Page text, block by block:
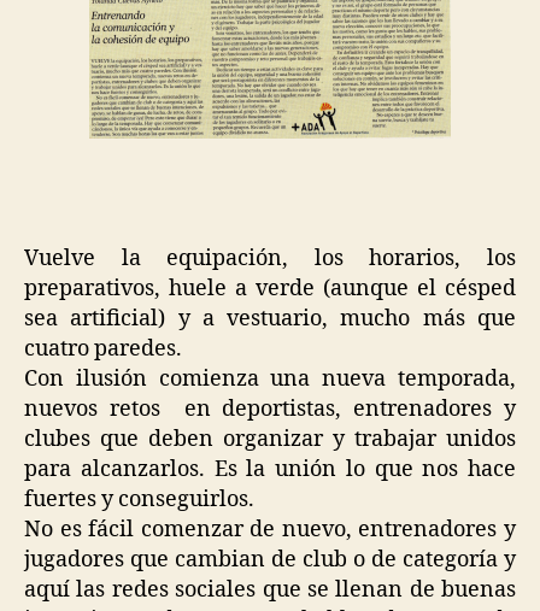
Vuelve la equipación, los horarios, los
preparativos, huele a verde (aunque el césped
sea artificial) y a vestuario, mucho más que
cuatro paredes.
Con ilusión comienza una nueva temporada,
nuevos retos en deportistas, entrenadores y
clubes que deben organizar y trabajar unidos
para alcanzarlos. Es la unión lo que nos hace
fuertes y conseguirlos.
No es fácil comenzar de nuevo, entrenadores y
jugadores que cambian de club o de categoría y
aquí las redes sociales que se llenan de buenas